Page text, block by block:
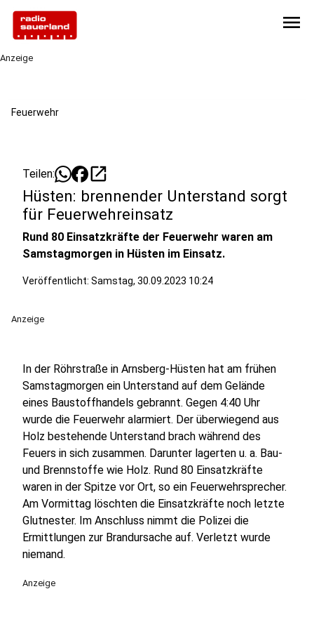
menu
Anzeige
Feuerwehr
Teilen: open_in_new
Hüsten: brennender Unterstand sorgt
für Feuerwehreinsatz
Rund 80 Einsatzkräfte der Feuerwehr waren am
Samstagmorgen in Hüsten im Einsatz.
Veröffentlicht: Samstag, 30.09.2023 10:24
Anzeige
In der Röhrstraße in Arnsberg-Hüsten hat am frühen
Samstagmorgen ein Unterstand auf dem Gelände
eines Baustoffhandels gebrannt. Gegen 4:40 Uhr
wurde die Feuerwehr alarmiert. Der überwiegend aus
Holz bestehende Unterstand brach während des
Feuers in sich zusammen. Darunter lagerten u. a. Bau-
und Brennstoffe wie Holz. Rund 80 Einsatzkräfte
waren in der Spitze vor Ort, so ein Feuerwehrsprecher.
Am Vormittag löschten die Einsatzkräfte noch letzte
Glutnester. Im Anschluss nimmt die Polizei die
Ermittlungen zur Brandursache auf. Verletzt wurde
niemand.
Anzeige